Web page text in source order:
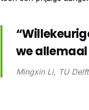
we
Mingxin Li, TU Delft